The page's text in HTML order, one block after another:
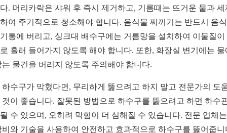
. 머리카락은 샤워 후 즉시 제거하고, 기름때는 뜨거운 물과 세
여 주기적으로 청소해야 합니다. 음식물 찌꺼기는 반드시 음
통에 버리고, 싱크대 배수구에는 거름망을 설치하여 이물질이
흘러 들어가지 않도록 해야 합니다. 또한, 화장실 변기에는 물
는 물건을 버리지 않도록 주의해야 합니다.
하수구가 막혔다면, 무리하게 뚫으려고 하지 말고 전문가의 도
것이 좋습니다. 잘못된 방법으로 하수구를 뚫으려고 하면 하수
수 있으며, 오히려 막힘이 더 심해질 수 있습니다. 전문 업체
비와 기술을 사용하여 안전하고 효과적으로 하수구를 뚫어줍니